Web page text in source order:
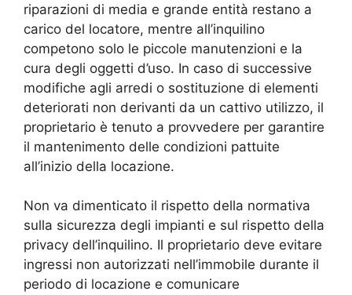
riparazioni di media e grande entità restano a
carico del locatore, mentre all’inquilino
competono solo le piccole manutenzioni e la
cura degli oggetti d’uso. In caso di successive
modifiche agli arredi o sostituzione di elementi
deteriorati non derivanti da un cattivo utilizzo, il
proprietario è tenuto a provvedere per garantire
il mantenimento delle condizioni pattuite
all’inizio della locazione.
Non va dimenticato il rispetto della normativa
sulla sicurezza degli impianti e sul rispetto della
privacy dell’inquilino. Il proprietario deve evitare
ingressi non autorizzati nell’immobile durante il
periodo di locazione e comunicare